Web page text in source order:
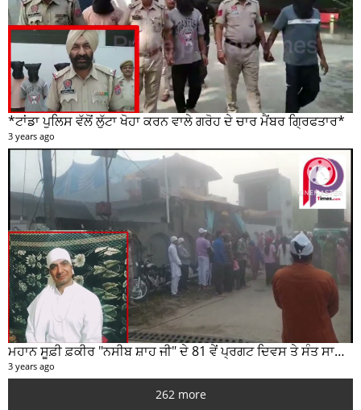
*ਟਾਂਡਾ ਪੁਲਿਸ ਵੱਲੋਂ ਲੁੱਟਾ ਖੋਹਾ ਕਰਨ ਵਾਲੇ ਗਰੋਹ ਦੇ ਚਾਰ ਮੈਂਬਰ ਗ੍ਰਿਫਤਾਰ*
3 years ago
ਮਹਾਨ ਸੂਫ਼ੀ ਫ਼ਕੀਰ "ਨਸੀਬ ਸ਼ਾਹ ਜੀ" ਦੇ 81 ਵੇਂ ਪ੍ਰਗਟ ਦਿਵਸ ਤੇ ਸੰਤ ਸਾਹਿਬ ਜੋਤ ਸਿੰਘ ਜੀ ਮਹਾਰਾਜ ਦੇ ਸੁਣੋ ਵਿਚਾਰ
3 years ago
262 more